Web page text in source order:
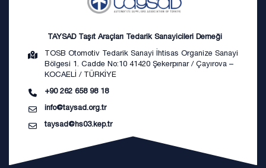
TAYSAD Taşıt Araçları Tedarik Sanayicileri Derneği
TOSB Otomotiv Tedarik Sanayi İhtisas Organize Sanayi
Bölgesi 1. Cadde No:10 41420 Şekerpınar / Çayırova –
KOCAELİ / TÜRKİYE
+90 262 658 98 18
info@taysad.org.tr
taysad@hs03.kep.tr